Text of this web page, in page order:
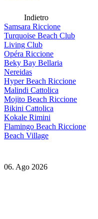
Indietro
Samsara Riccione
Turquoise Beach Club
Living Club
Opéra Riccione
Beky Bay Bellaria
Nereidas
Hyper Beach Riccione
Malindi Cattolica
Mojito Beach Riccione
Bikini Cattolica
Kokale Rimini
Flamingo Beach Riccione
Beach Village
06. Ago 2026